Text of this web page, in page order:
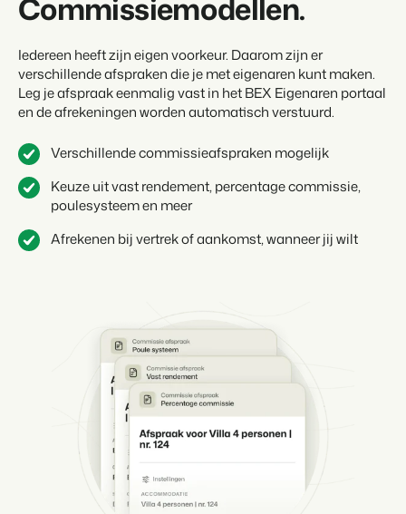
Commissiemodellen.
Iedereen heeft zijn eigen voorkeur. Daarom zijn er
verschillende afspraken die je met eigenaren kunt maken.
Leg je afspraak eenmalig vast in het BEX Eigenaren portaal
en de afrekeningen worden automatisch verstuurd.
Verschillende commissieafspraken mogelijk
Keuze uit vast rendement, percentage commissie,
poulesysteem en meer
Afrekenen bij vertrek of aankomst, wanneer jij wilt